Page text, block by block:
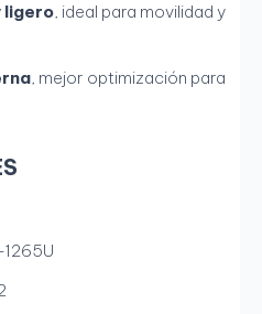
ligero, ideal para movilidad y
, mejor optimización para